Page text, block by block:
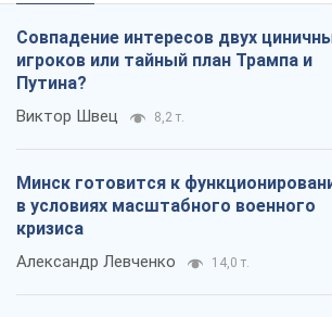
Совпадение интересов двух
игроков или тайный план Трампа и
Путина?
Виктор Швец 8,2 т.
Минск готовится к
в условиях масштабного военного
кризиса
Александр Левченко 14,0 т.